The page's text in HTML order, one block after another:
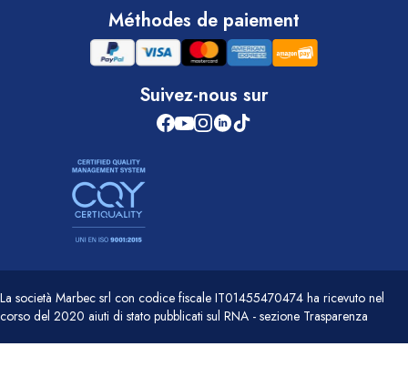
Méthodes de paiement
Suivez-nous sur
La società Marbec srl con codice fiscale IT01455470474 ha ricevuto nel
corso del 2020 aiuti di stato pubblicati sul RNA - sezione Trasparenza